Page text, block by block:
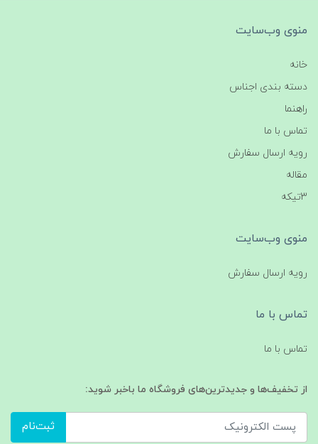
منوی وب‌سایت
خانه
دسته بندی اجناس
راهنما
تماس با ما
رویه ارسال سفارش
مقاله
3تیکه
منوی وب‌سایت
رویه ارسال سفارش
تماس با ما
تماس با ما
از تخفیف‌ها و جدیدترین‌های فروشگاه ما باخبر شوید:
ثبت‌نام